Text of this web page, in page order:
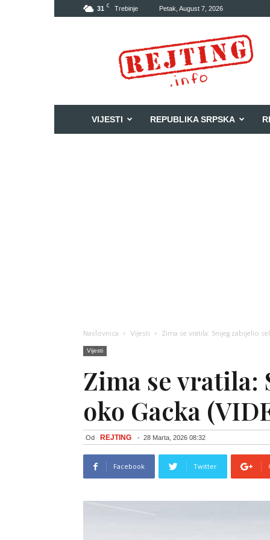
31 C Trebinje Petak, August 7, 2026
VIJESTI REPUBLIKA SRPSKA
Naslovnica Vijesti Zima se vratila: Snijeg zabijelio
Vijesti
Zima se vratila:
oko Gacka
Od REJTING - 28 Marta, 2026 08:32
Facebook Twitter